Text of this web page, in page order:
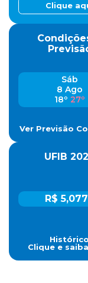
Clique
Sáb
8 Ago
18º 27º
Ver Previsão
UFIB
R$
Histórico
Clique e